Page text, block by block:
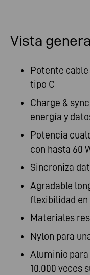
Vista
Potente cable
tipo C
Charge &
energía y
Potencia
con hasta 60
Sincroniza
Agradable
flexibilidad
Materiales
Nylon para
Aluminio
10.000 veces